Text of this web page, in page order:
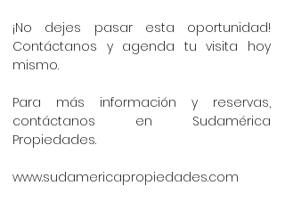
¡No dejes pasar esta oportunidad!
Contáctanos y agenda tu visita hoy
mismo.
Para más información y reservas,
contáctanos en Sudamérica
Propiedades.
www.sudamericapropiedades.com